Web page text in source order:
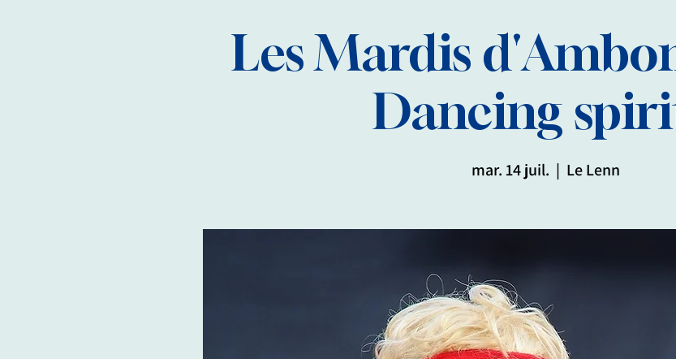
Les Mardis
Dancing
mar. 14 juil.
  |
Le Lenn